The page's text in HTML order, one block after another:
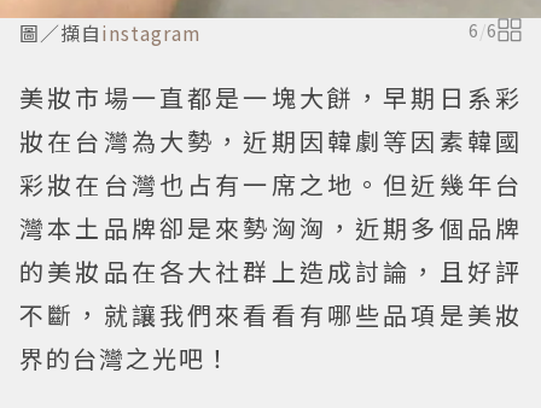
圖／擷自instagram 6/6
美妝市場一直都是一塊大餅，早期日系彩
妝在台灣為大勢，近期因韓劇等因素韓國
彩妝在台灣也占有一席之地。但近幾年台
灣本土品牌卻是來勢洶洶，近期多個品牌
的美妝品在各大社群上造成討論，且好評
不斷，就讓我們來看看有哪些品項是美妝
界的台灣之光吧！